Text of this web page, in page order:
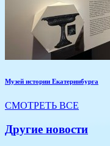
Музей истории Екатеринбурга
СМОТРЕТЬ ВСЕ
Другие новости